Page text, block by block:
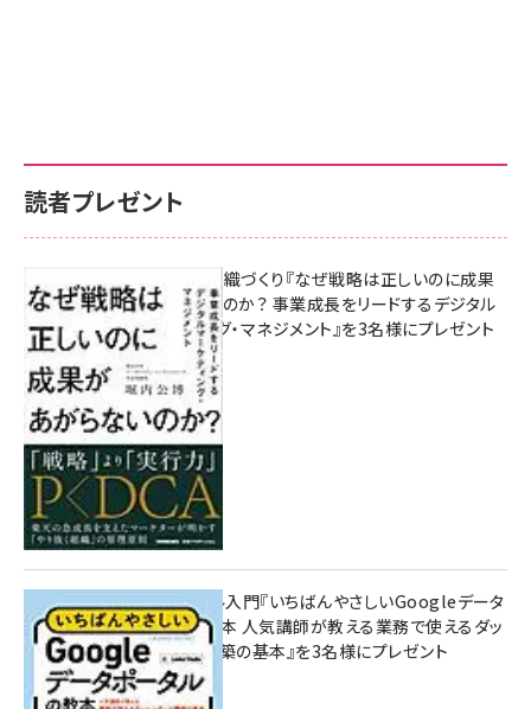
読者プレゼント
成果を生む組織づくり『なぜ戦略は正しいのに成果
があがらないのか？ 事業成長をリードするデジタル
マーケティング・マネジメント』を3名様にプレゼント
10:00
無料BIツール入門『いちばんやさしいGoogleデータ
ポータルの教本 人気講師が教える業務で使えるダッ
シュボード構築の基本』を3名様にプレゼント
7月31日 10:00